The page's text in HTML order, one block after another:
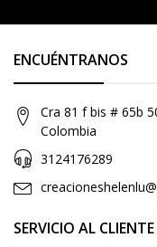
ENCUÉNTRANOS
Cra 81 f bis # 65b
Colombia
3124176289
SERVICIO AL CLIENTE